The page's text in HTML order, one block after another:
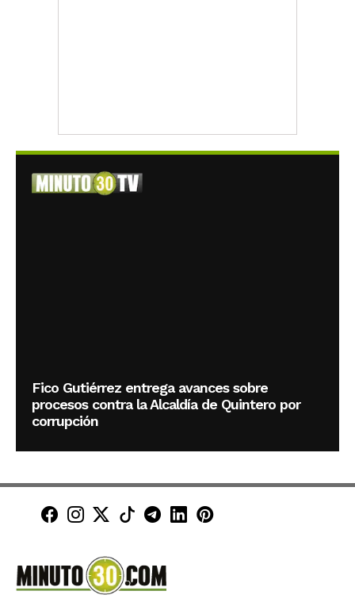
Fico Gutiérrez entrega avances sobre
procesos contra la Alcaldía de Quintero por
corrupción
Minuto30 en Facebook
Minuto30 en Instagram
Minuto30 en X (Twitter)
Minuto30 en TikTok
Canal de Minuto30 en
Minuto30 en LinkedIn
Minuto30 en